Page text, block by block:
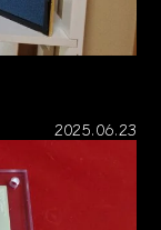
2025.06.23